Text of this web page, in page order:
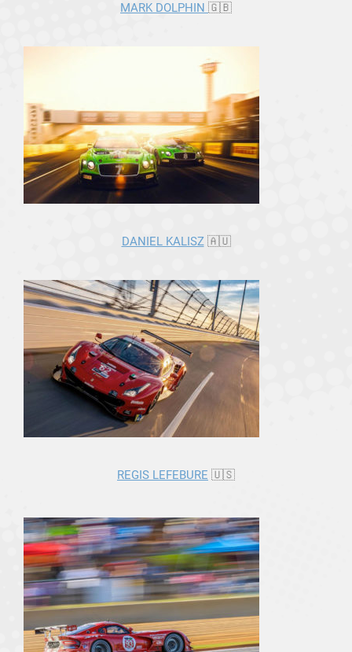
MARK DOLPHIN 🇬🇧
DANIEL KALISZ🇦🇺
REGIS LEFEBURE 🇺🇸